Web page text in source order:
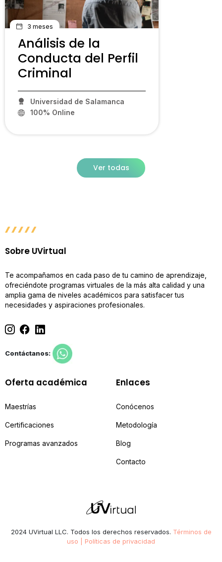
3 meses
Análisis de la
Conducta del Perfil
Criminal
Universidad de Salamanca
100% Online
Ver todas
Sobre UVirtual
Te acompañamos en cada paso de tu camino de aprendizaje,
ofreciéndote programas virtuales de la más alta calidad y una
amplia gama de niveles académicos para satisfacer tus
necesidades y aspiraciones profesionales.
Contáctanos:
Oferta académica
Maestrías
Certificaciones
Programas avanzados
Enlaces
Conócenos
Metodología
Blog
Contacto
2024 UVirtual LLC. Todos los derechos reservados. Términos de
uso | Políticas de privacidad